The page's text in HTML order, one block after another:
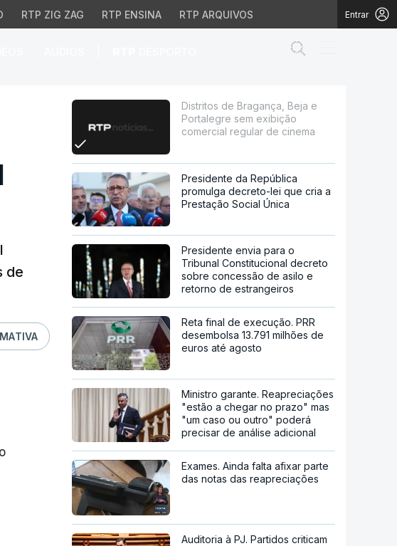
RTP ZIG ZAG RTP ENSINA RTP ARQUIVOS Entrar
sem exibição comercial
de
Distritos de Bragança, Beja e
Portalegre sem exibição
comercial regular de cinema
Presidente da República
promulga decreto-lei que cria a
Prestação Social Única
Presidente envia para o
Tribunal Constitucional decreto
sobre concessão de asilo e
retorno de estrangeiros
Reta final de execução. PRR
desembolsa 13.791 milhões de
euros até agosto
Ministro garante. Reapreciações
"estão a chegar no prazo" mas
"um caso ou outro" poderá
precisar de análise adicional
Exames. Ainda falta afixar parte
das notas das reapreciações
Auditoria à PJ. Partidos criticam